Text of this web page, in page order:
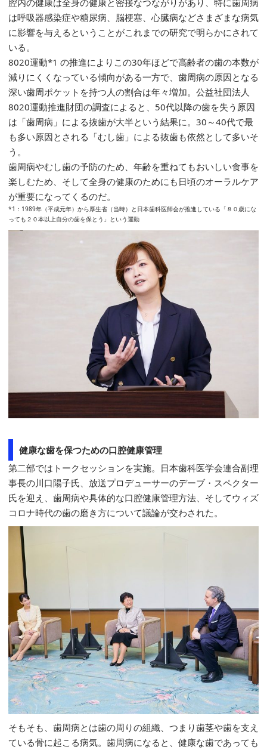
腔内の健康は全身の健康と密接なつながりがあり、特に歯周病
は呼吸器感染症や糖尿病、脳梗塞、心臓病などさまざまな病気
に影響を与えるということがこれまでの研究で明らかにされて
いる。
8020運動*1 の推進によりこの30年ほどで高齢者の歯の本数が
減りにくくなっている傾向がある一方で、歯周病の原因となる
深い歯周ポケットを持つ人の割合は年々増加。公益社団法人
8020運動推進財団の調査によると、50代以降の歯を失う原因
は「歯周病」による抜歯が大半という結果に。30～40代で最
も多い原因とされる「むし歯」による抜歯も依然として多いそ
う。
歯周病やむし歯の予防のため、年齢を重ねてもおいしい食事を
楽しむため、そして全身の健康のためにも日頃のオーラルケア
が重要になってくるのだ。
*1：1989年（平成元年）から厚生省（当時）と日本歯科医師会が推進している「８０歳にな
っても２０本以上自分の歯を保とう」という運動
健康な歯を保つための口腔健康管理
第二部ではトークセッションを実施。日本歯科医学会連合副理
事長の川口陽子氏、放送プロデューサーのデーブ・スペクター
氏を迎え、歯周病や具体的な口腔健康管理方法、そしてウィズ
コロナ時代の歯の磨き方について議論が交わされた。
そもそも、歯周病とは歯の周りの組織、つまり歯茎や歯を支え
ている骨に起こる病気。歯周病になると、健康な歯であっても